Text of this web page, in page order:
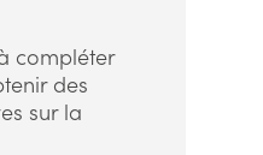
compléter
des
sur la